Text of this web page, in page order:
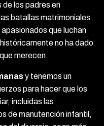
los padres en
batallas matrimoniales
que luchan
no ha dado
merecen.
y tenemos un
para hacer que los
incluidas las
de manutención infantil,